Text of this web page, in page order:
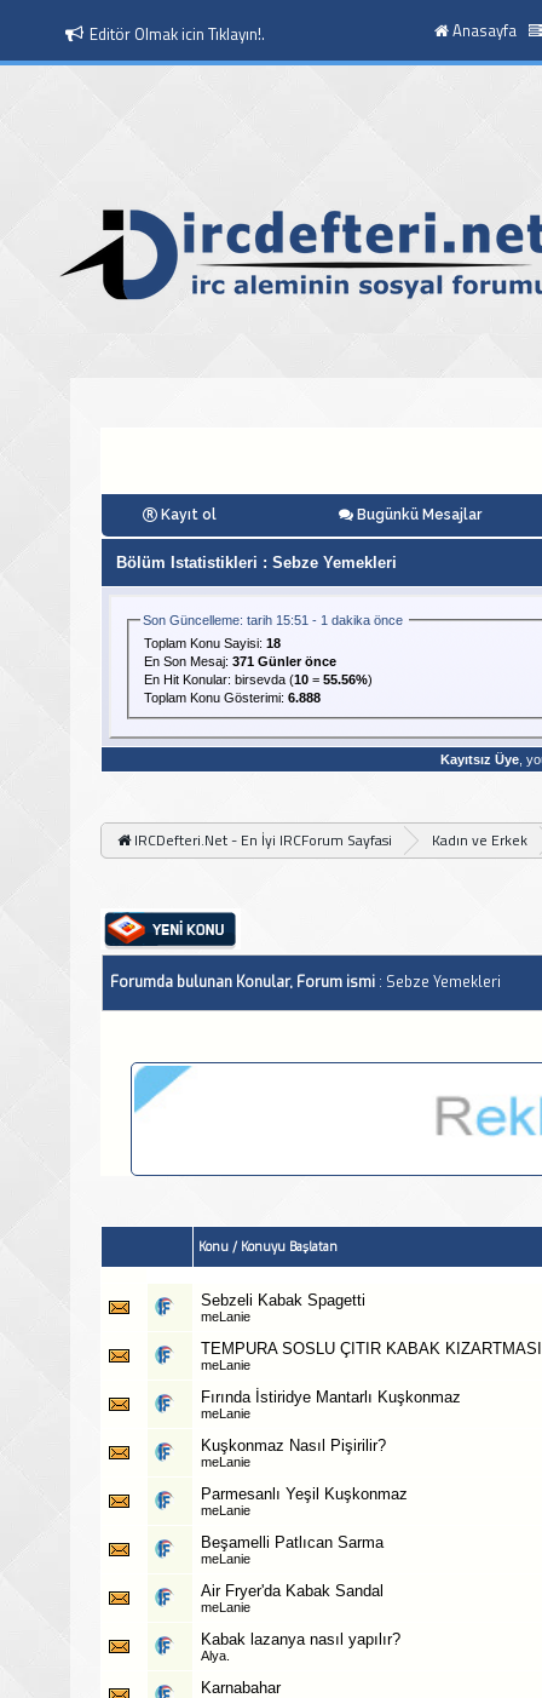
Editör Olmak icin Tıklayın!.
Moderatör Olmak icin Tıklayın!.
Anasayfa
Kayıt ol Bugünkü Mesajlar
Bölüm Istatistikleri : Sebze Yemekleri
Son Güncelleme: tarih 15:51 - 1 dakika önce
Toplam Konu Sayisi: 18
En Son Mesaj: 371 Günler önce
En Hit Konular: birsevda (10 = 55.56%)
Toplam Konu Gösterimi: 6.888
Kayıtsız Üye,
IRCDefteri.Net - En İyi IRCForum Sayfasi Kadın ve Erkek
Forumda bulunan Konular, Forum ismi : Sebze Yemekleri
Konu / Konuyu Başlatan
Sebzeli Kabak Spagetti
meLanie
TEMPURA SOSLU ÇITIR KABAK KIZARTMASI
meLanie
Fırında İstiridye Mantarlı Kuşkonmaz
meLanie
Kuşkonmaz Nasıl Pişirilir?
meLanie
Parmesanlı Yeşil Kuşkonmaz
meLanie
Beşamelli Patlıcan Sarma
meLanie
Air Fryer'da Kabak Sandal
meLanie
Kabak lazanya nasıl yapılır?
Alya.
Karnabahar